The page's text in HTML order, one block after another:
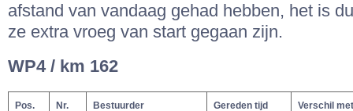
afstand van vandaag gehad hebben, het is
ze extra vroeg van start gegaan zijn.
WP4 / km 162
Pos. Nr. Bestuurder Gereden tijd Verschil